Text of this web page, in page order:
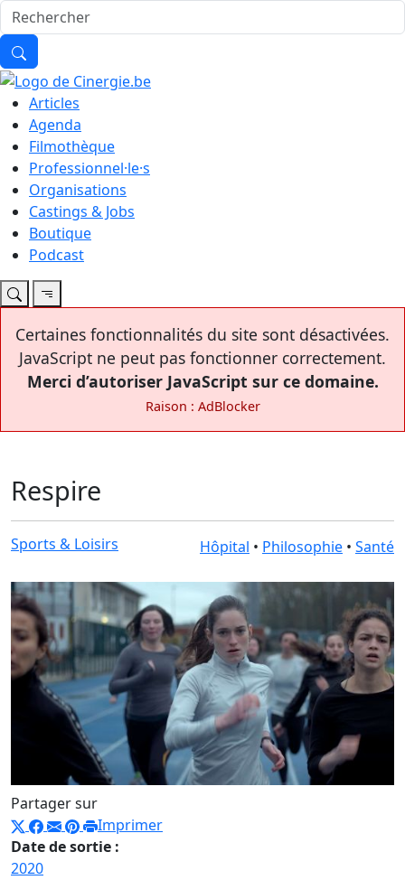
Articles
Agenda
Filmothèque
Professionnel·le·s
Organisations
Castings & Jobs
Boutique
Podcast
Certaines fonctionnalités du site sont désactivées.
JavaScript ne peut pas fonctionner correctement.
Merci d’autoriser JavaScript sur ce domaine.
Raison : AdBlocker
Respire
Sports & Loisirs Hôpital • Philosophie • Santé
Partager sur
Imprimer
Date de sortie :
2020